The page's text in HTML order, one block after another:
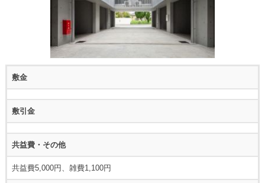
敷金
敷引金
共益費・その他
共益費5,000円、雑費1,100円